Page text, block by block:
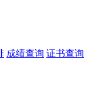
成绩查询 证书查询